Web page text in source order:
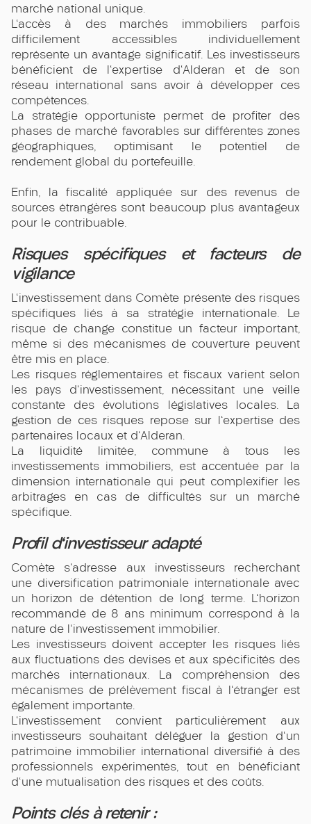
marché national unique.
L'accès à des marchés immobiliers parfois
difficilement accessibles individuellement
représente un avantage significatif. Les investisseurs
bénéficient de l'expertise d'Alderan et de son
réseau international sans avoir à développer ces
compétences.
La stratégie opportuniste permet de profiter des
phases de marché favorables sur différentes zones
géographiques, optimisant le potentiel de
rendement global du portefeuille.
Enfin, la fiscalité appliquée sur des revenus de
sources étrangères sont beaucoup plus avantageux
pour le contribuable.
Risques spécifiques et facteurs de
vigilance
L'investissement dans Comète présente des risques
spécifiques liés à sa stratégie internationale. Le
risque de change constitue un facteur important,
même si des mécanismes de couverture peuvent
être mis en place.
Les risques réglementaires et fiscaux varient selon
les pays d'investissement, nécessitant une veille
constante des évolutions législatives locales. La
gestion de ces risques repose sur l'expertise des
partenaires locaux et d'Alderan.
La liquidité limitée, commune à tous les
investissements immobiliers, est accentuée par la
dimension internationale qui peut complexifier les
arbitrages en cas de difficultés sur un marché
spécifique.
Profil d'investisseur adapté
Comète s'adresse aux investisseurs recherchant
une diversification patrimoniale internationale avec
un horizon de détention de long terme. L'horizon
recommandé de 8 ans minimum correspond à la
nature de l'investissement immobilier.
Les investisseurs doivent accepter les risques liés
aux fluctuations des devises et aux spécificités des
marchés internationaux. La compréhension des
mécanismes de prélèvement fiscal à l'étranger est
également importante.
L'investissement convient particulièrement aux
investisseurs souhaitant déléguer la gestion d'un
patrimoine immobilier international diversifié à des
professionnels expérimentés, tout en bénéficiant
d'une mutualisation des risques et des coûts.
Points clés à retenir :